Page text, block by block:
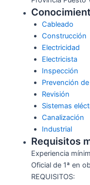
Cableado
Construcción
Electricidad
Electricista
Inspección
Prevención
Revisión
Sistemas
Canalización
Industrial
Requisitos
Experiencia
Oficial de 1ª en
REQUISITOS: